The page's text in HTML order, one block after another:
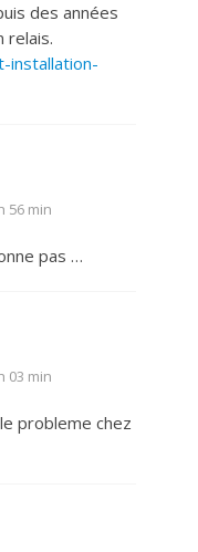
des années
relais.
installation-
56 min
pas …
03 min
probleme chez